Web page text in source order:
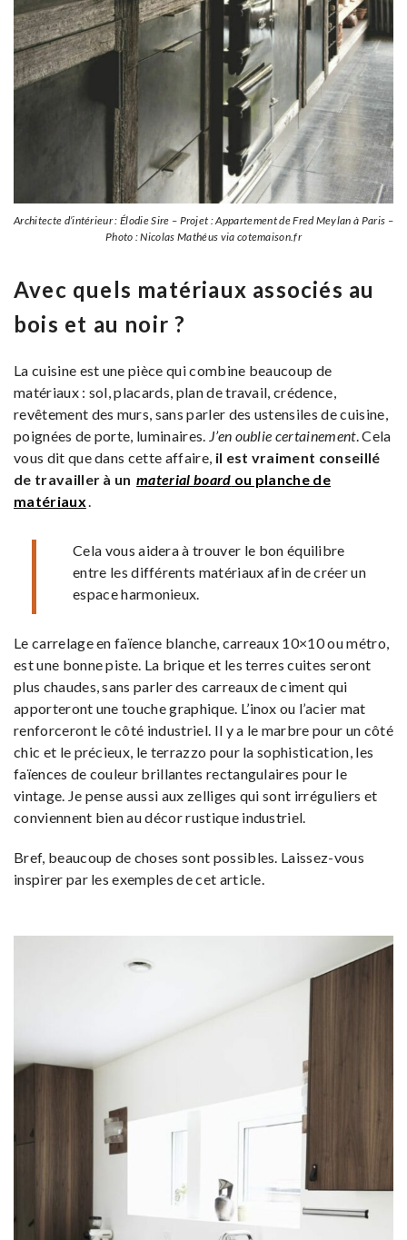
Architecte d’intérieur : Élodie Sire – Projet : Appartement de Fred Meylan à Paris –
Photo : Nicolas Mathéus via cotemaison.fr
Avec quels matériaux associés au
bois et au noir ?
La cuisine est une pièce qui combine beaucoup de
matériaux : sol, placards, plan de travail, crédence,
revêtement des murs, sans parler des ustensiles de cuisine,
poignées de porte, luminaires. J’en oublie certainement. Cela
vous dit que dans cette affaire, il est vraiment conseillé
de travailler à un material board ou planche de
matériaux.
Cela vous aidera à trouver le bon équilibre
entre les différents matériaux afin de créer un
espace harmonieux.
Le carrelage en faïence blanche, carreaux 10×10 ou métro,
est une bonne piste. La brique et les terres cuites seront
plus chaudes, sans parler des carreaux de ciment qui
apporteront une touche graphique. L’inox ou l’acier mat
renforceront le côté industriel. Il y a le marbre pour un côté
chic et le précieux, le terrazzo pour la sophistication, les
faïences de couleur brillantes rectangulaires pour le
vintage. Je pense aussi aux zelliges qui sont irréguliers et
conviennent bien au décor rustique industriel.
Bref, beaucoup de choses sont possibles. Laissez-vous
inspirer par les exemples de cet article.